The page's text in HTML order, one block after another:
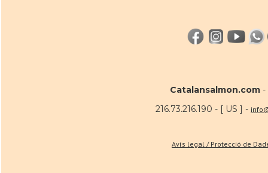
Catalansalmon.com -
216.73.216.190 - [ US ] -
Avís legal / Protecció de